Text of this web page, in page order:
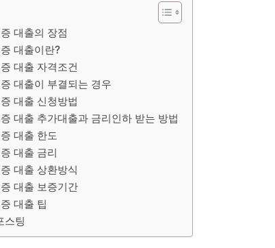
대출의 장점
대출이란?
대출 자격조건
대출이 부결되는 경우
대출 신청방법
대출 추가대출과 금리인하 받는 방법
대출 한도
대출 금리
대출 상환방식
대출 보증기간
대출 팁
스팅